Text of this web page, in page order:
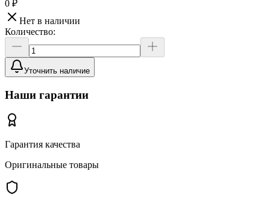
0 ₽
Нет в наличии
Количество:
Уточнить наличие
Наши гарантии
Гарантия качества
Оригинальные товары